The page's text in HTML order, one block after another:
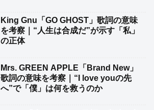
King Gnu「GO GHOST」歌詞の意味
を考察｜“人生は合成だ”が示す「私」
の正体
Mrs. GREEN APPLE「Brand New」
歌詞の意味を考察｜“I love youの先
へ”で「僕」は何を救うのか